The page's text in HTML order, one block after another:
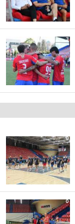
3
0
0